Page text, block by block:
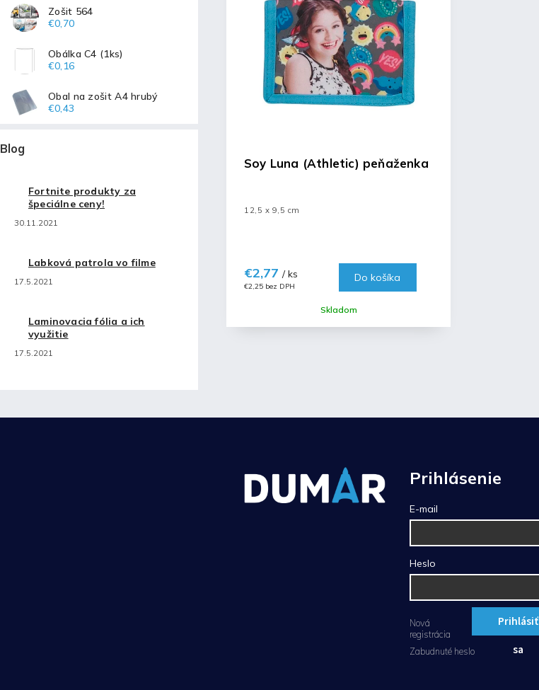
Zošit 564
€0,70
Obálka C4 (1ks)
€0,16
Obal na zošit A4 hrubý
€0,43
Blog
Fortnite produkty za
špeciálne ceny!
30.11.2021
Labková patrola vo filme
17.5.2021
Laminovacia fólia a ich
využitie
17.5.2021
Soy Luna (Athletic) peňaženka
Skladom
€2,25 bez DPH
€2,77 / ks Do košíka
12,5 x 9,5 cm
Prihlásenie
E-mail
Heslo
Prihlásiť
sa
Nová
registrácia
Zabudnuté heslo